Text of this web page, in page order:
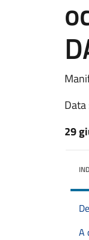
Data
29
A